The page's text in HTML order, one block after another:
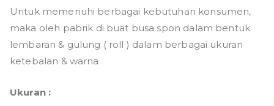
Untuk memenuhi berbagai kebutuhan konsumen,
maka oleh pabrik di buat busa spon dalam bentuk
lembaran & gulung ( roll ) dalam berbagai ukuran
ketebalan & warna.
Ukuran :